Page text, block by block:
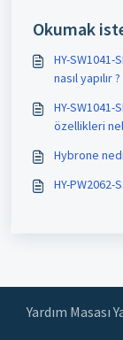
Okumak
HY-SW1041-
nasıl yapılır ?
HY-SW1041-
özellikleri
Hybrone
HY-PW2062-
Yardım Masası